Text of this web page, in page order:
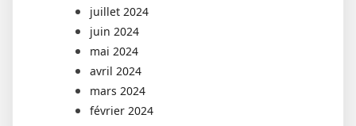
juillet 2024
juin 2024
mai 2024
avril 2024
mars 2024
février 2024